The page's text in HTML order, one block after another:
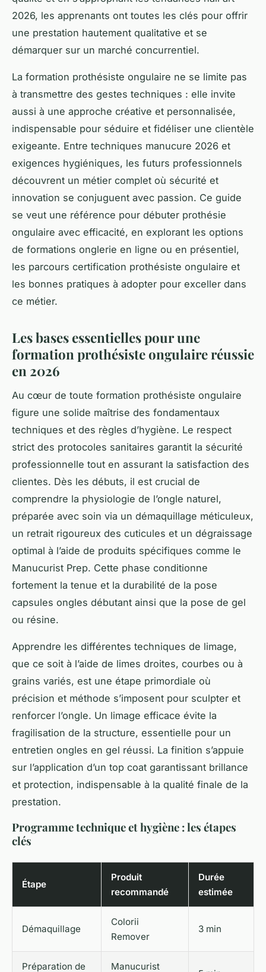
2026, les apprenants ont toutes les clés pour offrir
une prestation hautement qualitative et se
démarquer sur un marché concurrentiel.
La formation prothésiste ongulaire ne se limite pas
à transmettre des gestes techniques : elle invite
aussi à une approche créative et personnalisée,
indispensable pour séduire et fidéliser une clientèle
exigeante. Entre techniques manucure 2026 et
exigences hygiéniques, les futurs professionnels
découvrent un métier complet où sécurité et
innovation se conjuguent avec passion. Ce guide
se veut une référence pour débuter prothésie
ongulaire avec efficacité, en explorant les options
de formations onglerie en ligne ou en présentiel,
les parcours certification prothésiste ongulaire et
les bonnes pratiques à adopter pour exceller dans
ce métier.
Les bases essentielles pour une
formation prothésiste ongulaire réussie
en 2026
Au cœur de toute formation prothésiste ongulaire
figure une solide maîtrise des fondamentaux
techniques et des règles d’hygiène. Le respect
strict des protocoles sanitaires garantit la sécurité
professionnelle tout en assurant la satisfaction des
clientes. Dès les débuts, il est crucial de
comprendre la physiologie de l’ongle naturel,
préparée avec soin via un démaquillage méticuleux,
un retrait rigoureux des cuticules et un dégraissage
optimal à l’aide de produits spécifiques comme le
Manucurist Prep. Cette phase conditionne
fortement la tenue et la durabilité de la pose
capsules ongles débutant ainsi que la pose de gel
ou résine.
Apprendre les différentes techniques de limage,
que ce soit à l’aide de limes droites, courbes ou à
grains variés, est une étape primordiale où
précision et méthode s’imposent pour sculpter et
renforcer l’ongle. Un limage efficace évite la
fragilisation de la structure, essentielle pour un
entretien ongles en gel réussi. La finition s’appuie
sur l’application d’un top coat garantissant brillance
et protection, indispensable à la qualité finale de la
prestation.
Programme technique et hygiène : les étapes
clés
Étape
Produit
recommandé
Durée
estimée
Démaquillage
Colorii
Remover
3 min
Préparation de Manucurist